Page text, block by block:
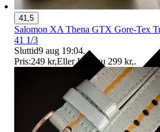
41,5
Salomon XA Thena GTX Gore-Tex
41 1/3
Sluttid9 aug 19:04.
Pris:249 kr,Eller Köp nu 299 kr,.